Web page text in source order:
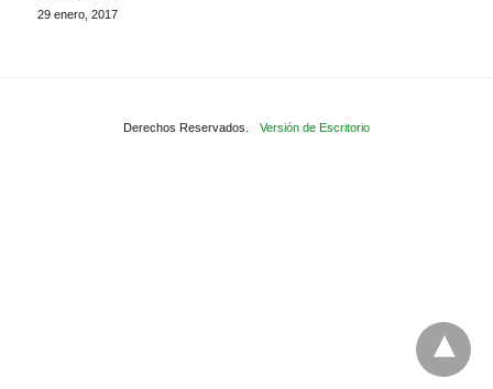
29 enero, 2017
Derechos Reservados. Versión de Escritorio